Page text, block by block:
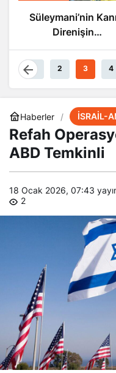
Süleymani’nin
Direnişin
Damarlarında
Akıyor
1 2 3 4
Haberler İSRAİL-
Refah
ABD Temkinli
18 Ocak 2026, 07:43
2